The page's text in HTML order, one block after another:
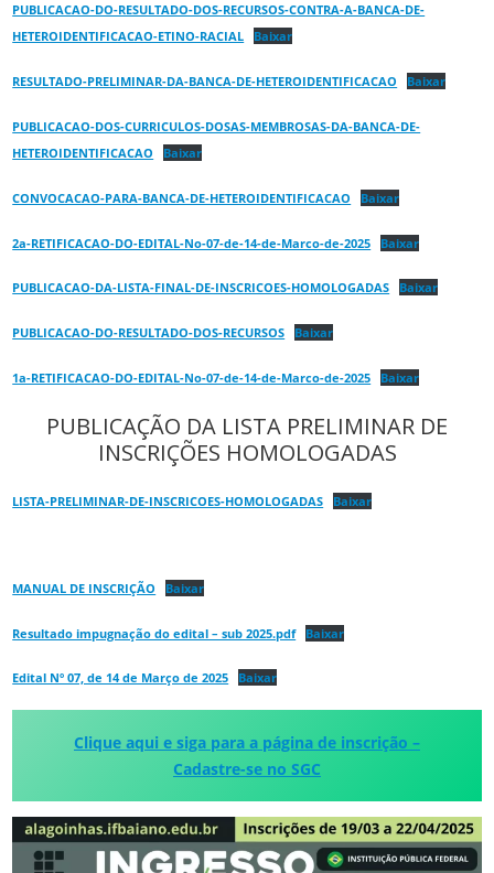
PUBLICACAO-DO-RESULTADO-DOS-RECURSOS-CONTRA-A-BANCA-DE-
HETEROIDENTIFICACAO-ETINO-RACIAL
Baixar
RESULTADO-PRELIMINAR-DA-BANCA-DE-HETEROIDENTIFICACAO Baixar
PUBLICACAO-DOS-CURRICULOS-DOSAS-MEMBROSAS-DA-BANCA-DE-
HETEROIDENTIFICACAO
Baixar
CONVOCACAO-PARA-BANCA-DE-HETEROIDENTIFICACAO Baixar
2a-RETIFICACAO-DO-EDITAL-No-07-de-14-de-Marco-de-2025 Baixar
PUBLICACAO-DA-LISTA-FINAL-DE-INSCRICOES-HOMOLOGADAS Baixar
PUBLICACAO-DO-RESULTADO-DOS-RECURSOS Baixar
1a-RETIFICACAO-DO-EDITAL-No-07-de-14-de-Marco-de-2025 Baixar
PUBLICAÇÃO DA LISTA PRELIMINAR DE
INSCRIÇÕES HOMOLOGADAS
LISTA-PRELIMINAR-DE-INSCRICOES-HOMOLOGADAS Baixar
MANUAL DE INSCRIÇÃO Baixar
Resultado impugnação do edital – sub 2025.pdf Baixar
Edital Nº 07, de 14 de Março de 2025 Baixar
Clique aqui e siga para a página de inscrição –
Cadastre-se no SGC